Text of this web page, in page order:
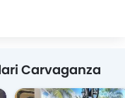
Carvaganza